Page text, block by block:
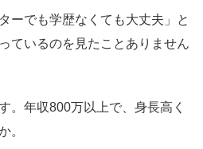
ーでも学歴なくても大丈夫」と
ているのを見たことありません
。年収800万以上で、身長高く
。